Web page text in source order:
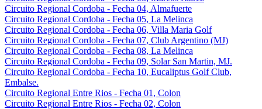
Circuito Regional Cordoba - Fecha 04, Almafuerte
Circuito Regional Cordoba - Fecha 05, La Melinca
Circuito Regional Cordoba - Fecha 06, Villa Maria Golf
Circuito Regional Cordoba - Fecha 07, Club Argentino (MJ)
Circuito Regional Cordoba - Fecha 08, La Melinca
Circuito Regional Cordoba - Fecha 09, Solar San Martin, MJ.
Circuito Regional Cordoba - Fecha 10, Eucaliptus Golf Club,
Embalse.
Circuito Regional Entre Rios - Fecha 01, Colon
Circuito Regional Entre Rios - Fecha 02, Colon